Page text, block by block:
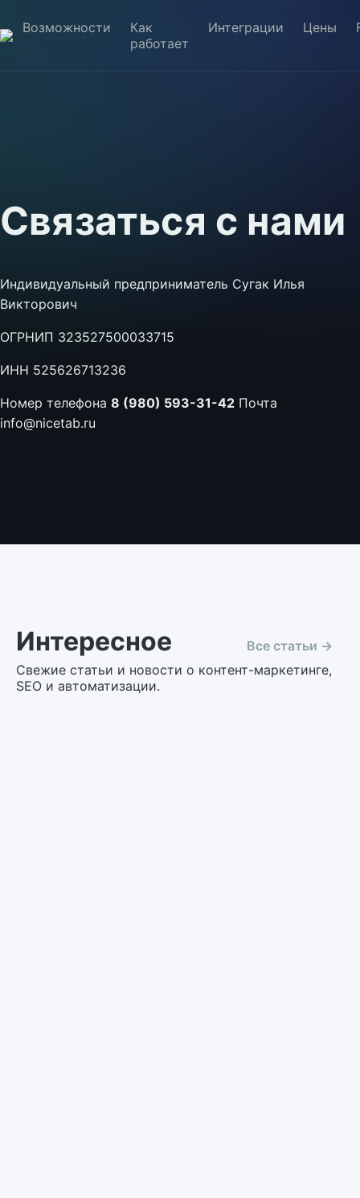
Возможности
Как
работает
Интеграции Цены
Связаться с нами
Индивидуальный предприниматель Сугак Илья
Викторович
ОГРНИП 323527500033715
ИНН 525626713236
Номер телефона 8 (980) 593-31-42 Почта
info@nicetab.ru
Интересное
Все статьи →
Свежие статьи и новости о контент-маркетинге,
SEO и автоматизации.